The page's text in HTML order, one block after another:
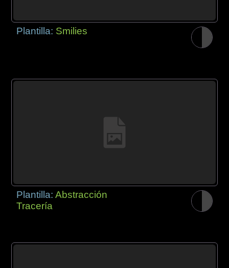
Plantilla: Smilies
Plantilla:Abstracción
Tracería